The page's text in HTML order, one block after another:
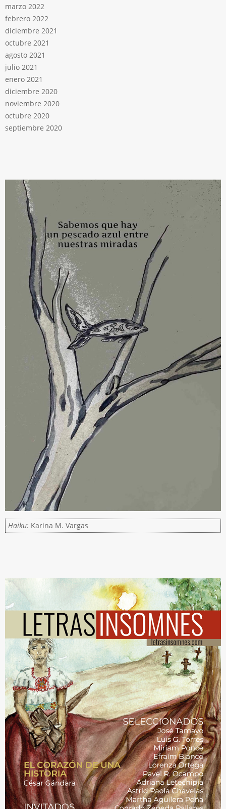
marzo 2022
febrero 2022
diciembre 2021
octubre 2021
agosto 2021
julio 2021
enero 2021
diciembre 2020
noviembre 2020
octubre 2020
septiembre 2020
Haiku: Karina M. Vargas